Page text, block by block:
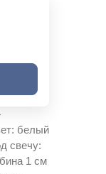
белый
свечу:
1 см